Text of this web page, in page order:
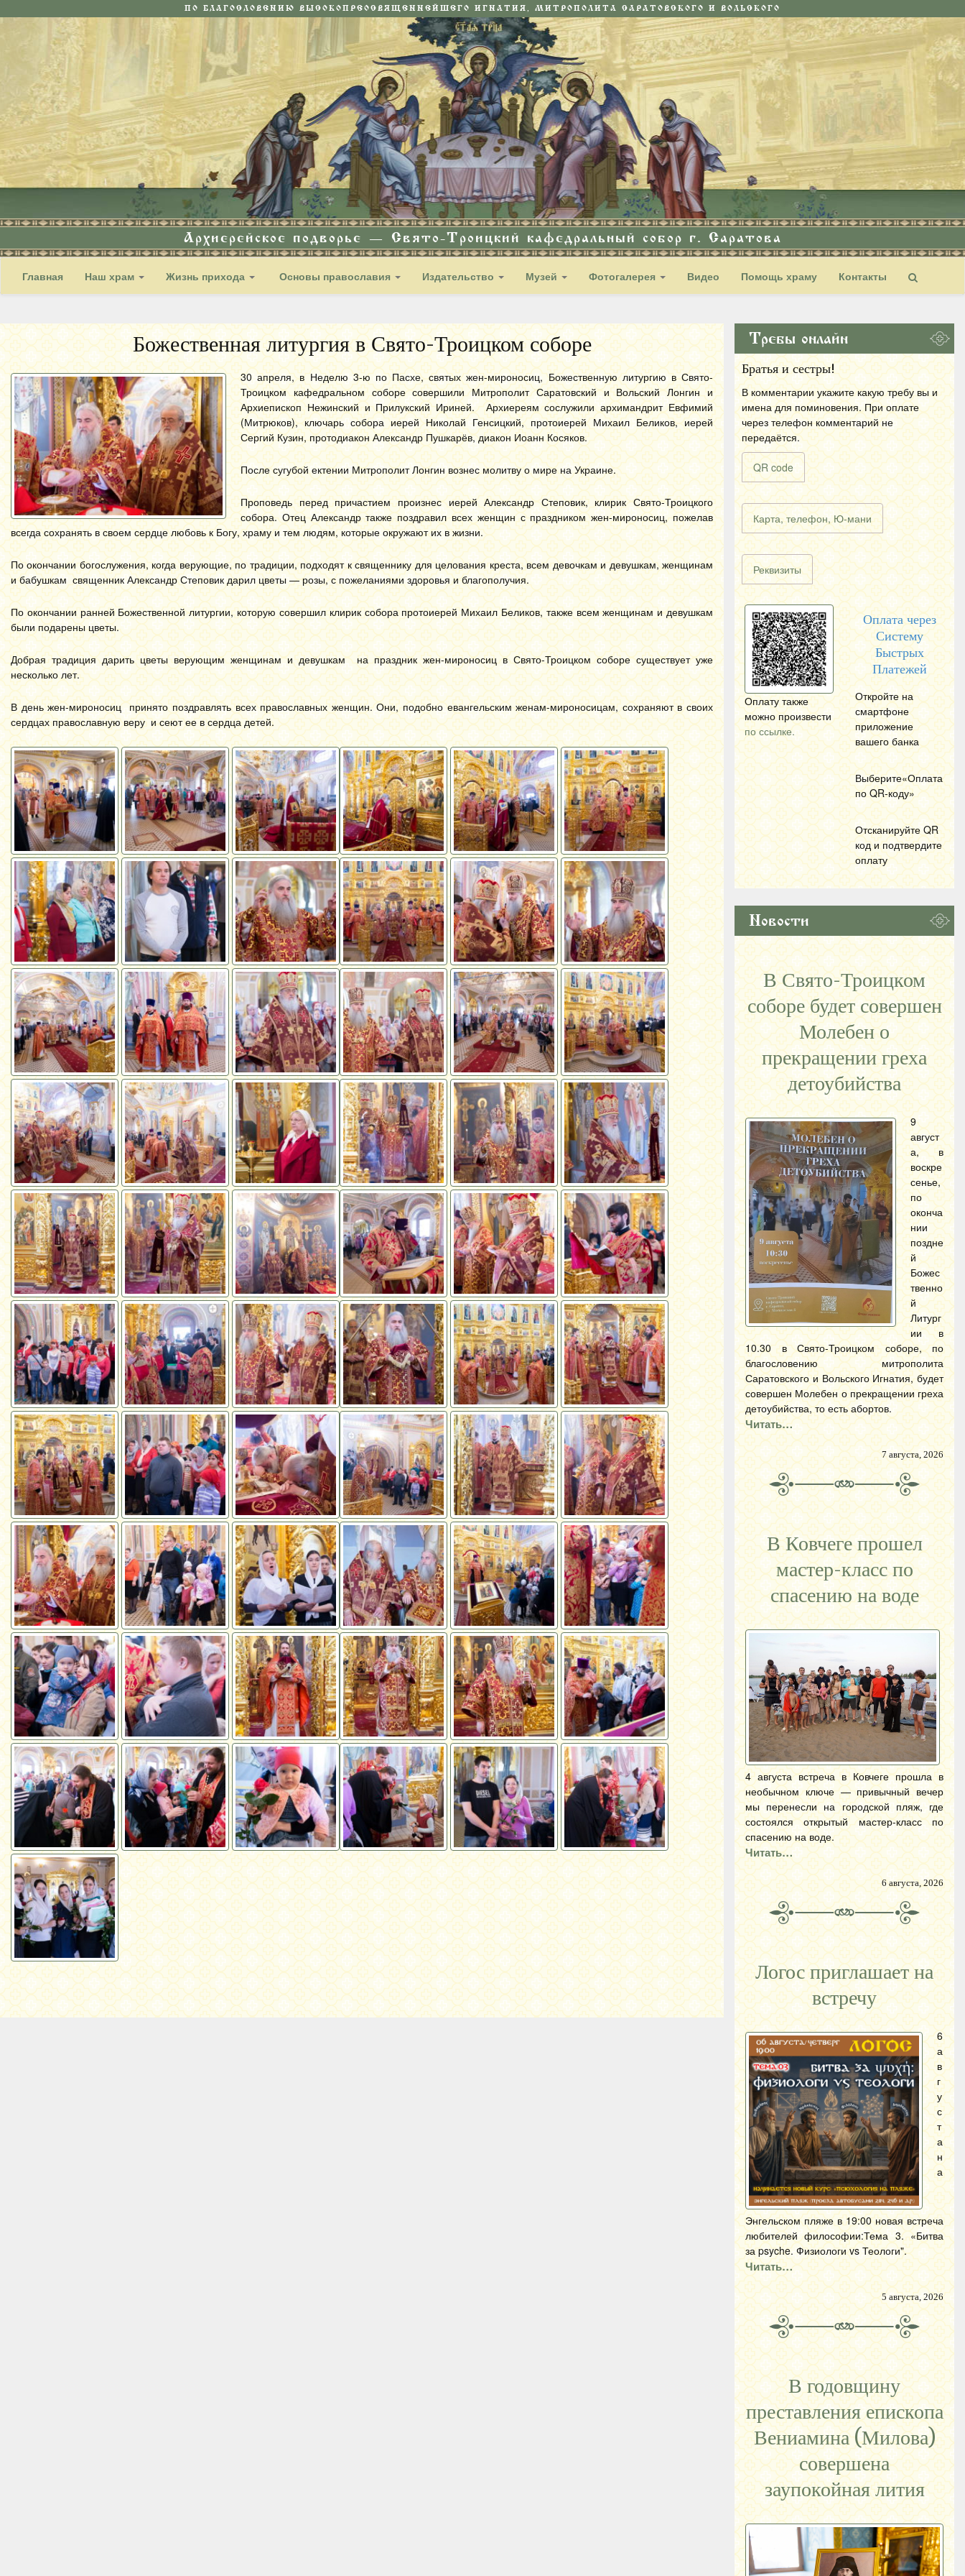
ПО БЛАГОСЛОВЕНИЮ ВЫСОКОПРЕОСВЯЩЕННЕЙШЕГО ИГНАТИЯ, МИТРОПОЛИТА САРАТОВСКОГО И ВОЛЬСКОГО
Архиерейское подворье — Свято-Троицкий кафедральный собор г. Саратова
Главная Наш храм Жизнь прихода Основы православия Издательство Музей Фотогалерея Видео Помощь храму Контакты
Божественная литургия в Свято-Троицком соборе
30 апреля, в Неделю 3-ю по Пасхе, святых жен-мироносиц, Божественную литургию в Свято-
Троицком кафедральном соборе совершили Митрополит Саратовский и Вольский Лонгин и
Архиепископ Нежинский и Прилукский Ириней. Архиереям сослужили архимандрит Евфимий
(Митрюков), ключарь собора иерей Николай Генсицкий, протоиерей Михаил Беликов, иерей
Сергий Кузин, протодиакон Александр Пушкарёв, диакон Иоанн Косяков.
После сугубой ектении Митрополит Лонгин вознес молитву о мире на Украине.
Проповедь перед причастием произнес иерей Александр Степовик, клирик Свято-Троицкого
собора. Отец Александр также поздравил всех женщин с праздником жен-мироносиц, пожелав
всегда сохранять в своем сердце любовь к Богу, храму и тем людям, которые окружают их в жизни.
По окончании богослужения, когда верующие, по традиции, подходят к священнику для целования креста, всем девочкам и девушкам, женщинам
и бабушкам священник Александр Степовик дарил цветы — розы, с пожеланиями здоровья и благополучия.
По окончании ранней Божественной литургии, которую совершил клирик собора протоиерей Михаил Беликов, также всем женщинам и девушкам
были подарены цветы.
Добрая традиция дарить цветы верующим женщинам и девушкам на праздник жен-мироносиц в Свято-Троицком соборе существует уже
несколько лет.
В день жен-мироносиц принято поздравлять всех православных женщин. Они, подобно евангельским женам-мироносицам, сохраняют в своих
сердцах православную веру и сеют ее в сердца детей.
Требы онлайн
Братья и сестры!
В комментарии укажите какую требу вы и
имена для поминовения. При оплате
через телефон комментарий не
передаётся.
QR code
Карта, телефон, Ю-мани
Реквизиты
Оплату также
можно произвести
по ссылке.
Оплата через
Систему
Быстрых
Платежей
Откройте на
смартфоне
приложение
вашего банка
Выберите«Оплата
по QR-коду»
Отсканируйте QR
код и подтвердите
оплату
Новости
В Свято-Троицком
соборе будет совершен
Молебен о
прекращении греха
детоубийства
9
август
а, в
воскре
сенье,
по
оконча
нии
поздне
й
Божес
твенно
й
Литург
ии в
10.30 в Свято-Троицком соборе, по
благословению митрополита
Саратовского и Вольского Игнатия, будет
совершен Молебен о прекращении греха
детоубийства, то есть абортов.
Читать…
7 августа, 2026
В Ковчеге прошел
мастер-класс по
спасению на воде
4 августа встреча в Ковчеге прошла в
необычном ключе — привычный вечер
мы перенесли на городской пляж, где
состоялся открытый мастер-класс по
спасению на воде.
Читать…
6 августа, 2026
Логос приглашает на
встречу
6
а
в
г
у
с
т
а
н
а
Энгельском пляже в 19:00 новая встреча
любителей философии:Тема 3. «Битва
за psyche. Физиологи vs Теологи".
Читать…
5 августа, 2026
В годовщину
преставления епископа
Вениамина (Милова)
совершена
заупокойная лития